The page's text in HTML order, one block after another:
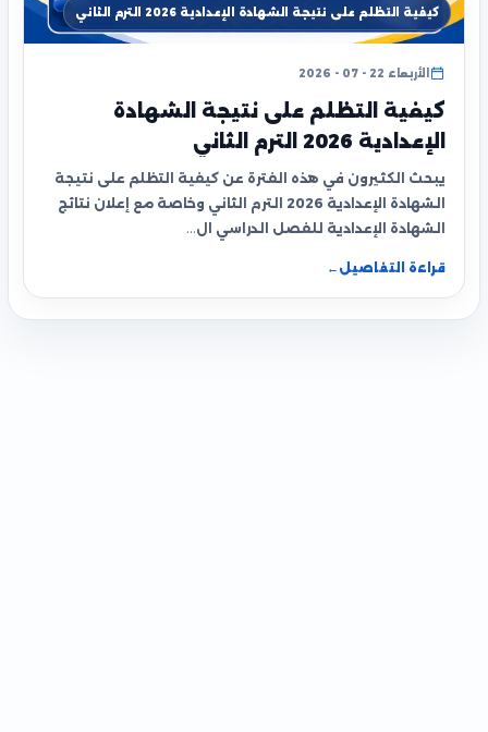
كيفية التظلم على نتيجة الشهادة الإعدادية 2026 الترم الثاني
الأربعاء 22 - 07 - 2026
كيفية التظلم على نتيجة الشهادة
الإعدادية 2026 الترم الثاني
يبحث الكثيرون في هذه الفترة عن كيفية التظلم على نتيجة
الشهادة الإعدادية 2026 الترم الثاني وخاصة مع إعلان نتائج
الشهادة الإعدادية للفصل الدراسي ال…
قراءة التفاصيل ←